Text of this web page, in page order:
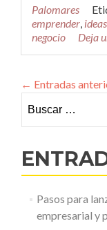
la
en
Palomares
emprender, ideas
negocio
Deja
← Entradas
Pasos para
empresarial y